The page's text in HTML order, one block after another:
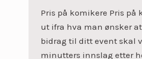
Pris på komikere Pris på
ut ifra hva man ønsker
bidrag til ditt event skal
minutters innslag etter